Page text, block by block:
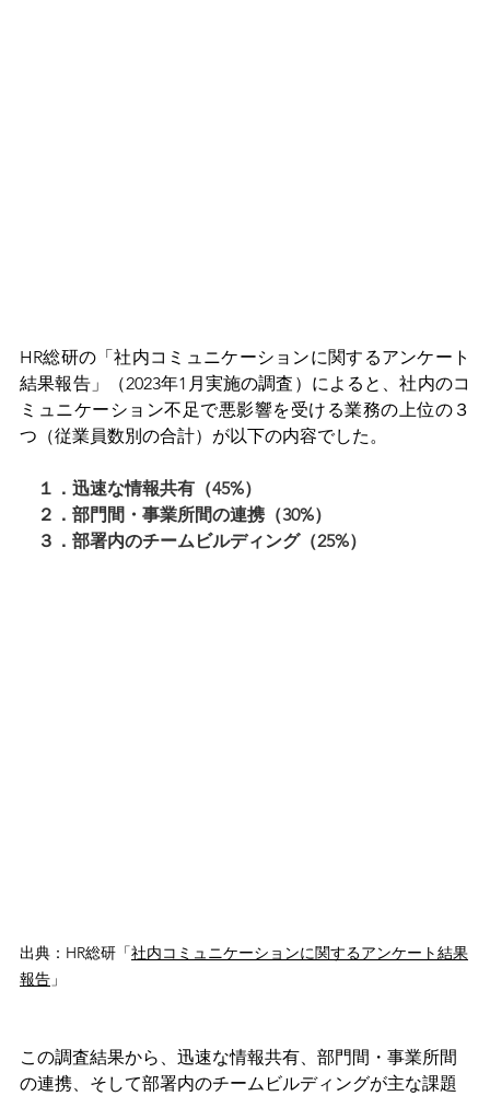
HR総研の「社内コミュニケーションに関するアンケート
結果報告」（2023年1月実施の調査）によると、社内のコ
ミュニケーション不足で悪影響を受ける業務の上位の３
つ（従業員数別の合計）が以下の内容でした。
１．迅速な情報共有（45%）
２．部門間・事業所間の連携（30%）
３．部署内のチームビルディング（25%）
出典：HR総研「社内コミュニケーションに関するアンケート結果
報告 」
この調査結果から、迅速な情報共有、部門間・事業所間
の連携、そして部署内のチームビルディングが主な課題